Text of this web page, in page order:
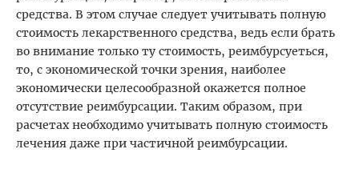
средства. В этом случае следует учитывать полную
стоимость лекарственного средства, ведь если брать
во внимание только ту стоимость, реимбурсуеться,
то, с экономической точки зрения, наиболее
экономически целесообразной окажется полное
отсутствие реимбурсации. Таким образом, при
расчетах необходимо учитывать полную стоимость
лечения даже при частичной реимбурсации.